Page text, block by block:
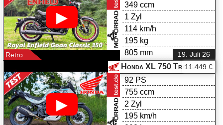
▶
19. Juli 26
Retro
349 ccm
1 Zyl
114 km/h
195 kg
805 mm
▶
Honda XL 750 Transalp E-Clutch im Test
11.449 €
92 PS
755 ccm
2 Zyl
195 km/h